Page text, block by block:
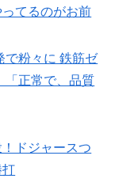
てるのがお前
で粉々に 鉄筋ゼ
「正常で、品質
ドジャースつ
打